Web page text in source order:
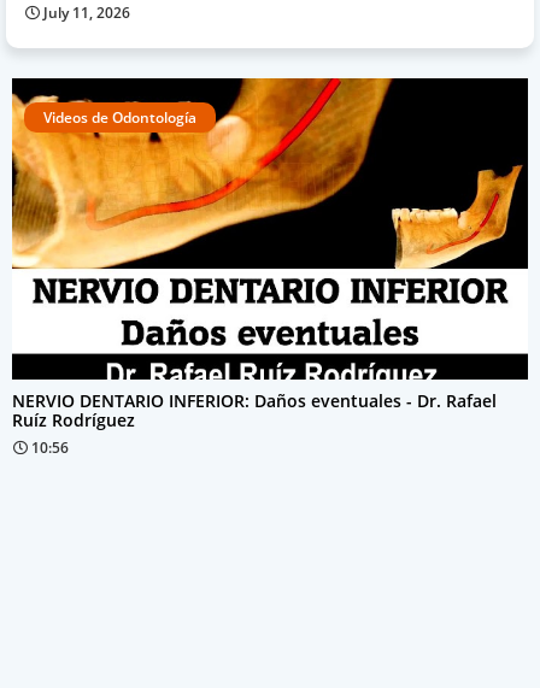
July 11, 2026
Videos de Odontología
NERVIO DENTARIO INFERIOR: Daños eventuales - Dr. Rafael
Ruíz Rodríguez
10:56